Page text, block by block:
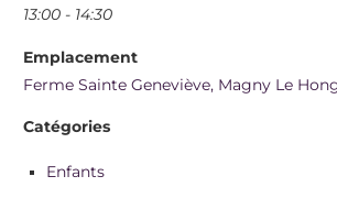
13:00 - 14:30
Emplacement
Ferme Sainte Geneviève, Magny Le
Catégories
Enfants